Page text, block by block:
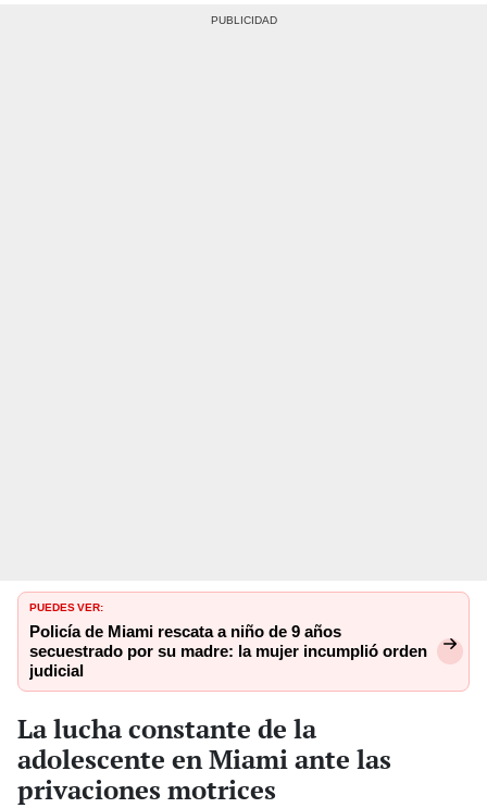
PUEDES VER:
Policía de Miami rescata a niño de 9 años
secuestrado por su madre: la mujer incumplió orden
judicial
La lucha constante de la
adolescente en Miami ante las
privaciones motrices